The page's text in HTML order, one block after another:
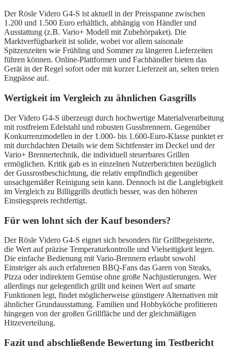
Der Rösle Videro G4-S ist aktuell in der Preisspanne zwischen
1.200 und 1.500 Euro erhältlich, abhängig von Händler und
Ausstattung (z.B. Vario+ Modell mit Zubehörpaket). Die
Marktverfügbarkeit ist solide, wobei vor allem saisonale
Spitzenzeiten wie Frühling und Sommer zu längeren Lieferzeiten
führen können. Online-Plattformen und Fachhändler bieten das
Gerät in der Regel sofort oder mit kurzer Lieferzeit an, selten treten
Engpässe auf.
Wertigkeit im Vergleich zu ähnlichen Gasgrills
Der Videro G4-S überzeugt durch hochwertige Materialverarbeitung
mit rostfreiem Edelstahl und robusten Gussbrennern. Gegenüber
Konkurrenzmodellen in der 1.000- bis 1.600-Euro-Klasse punktet er
mit durchdachten Details wie dem Sichtfenster im Deckel und der
Vario+ Brennertechnik, die individuell steuerbares Grillen
ermöglichen. Kritik gab es in einzelnen Nutzerberichten bezüglich
der Gussrostbeschichtung, die relativ empfindlich gegenüber
unsachgemäßer Reinigung sein kann. Dennoch ist die Langlebigkeit
im Vergleich zu Billiggrills deutlich besser, was den höheren
Einstiegspreis rechtfertigt.
Für wen lohnt sich der Kauf besonders?
Der Rösle Videro G4-S eignet sich besonders für Grillbegeisterte,
die Wert auf präzise Temperaturkontrolle und Vielseitigkeit legen.
Die einfache Bedienung mit Vario-Brennern erlaubt sowohl
Einsteiger als auch erfahrenen BBQ-Fans das Garen von Steaks,
Pizza oder indirektem Gemüse ohne große Nachjustierungen. Wer
allerdings nur gelegentlich grillt und keinen Wert auf smarte
Funktionen legt, findet möglicherweise günstigere Alternativen mit
ähnlicher Grundausstattung. Familien und Hobbyköche profitieren
hingegen von der großen Grillfläche und der gleichmäßigen
Hitzeverteilung.
Fazit und abschließende Bewertung im Testbericht